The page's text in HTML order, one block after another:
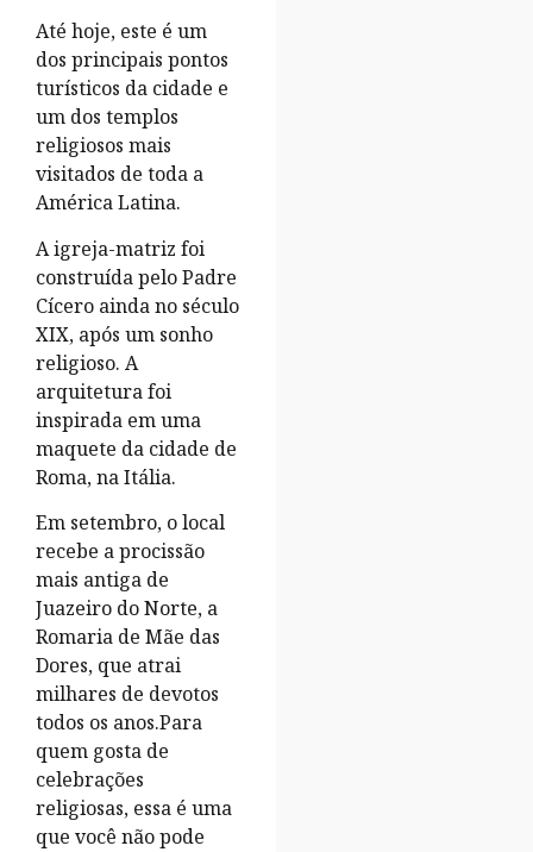
Até hoje, este é um
dos principais pontos
turísticos da cidade e
um dos templos
religiosos mais
visitados de toda a
América Latina.
A igreja-matriz foi
construída pelo Padre
Cícero ainda no século
XIX, após um sonho
religioso. A
arquitetura foi
inspirada em uma
maquete da cidade de
Roma, na Itália.
Em setembro, o local
recebe a procissão
mais antiga de
Juazeiro do Norte, a
Romaria de Mãe das
Dores, que atrai
milhares de devotos
todos os anos.Para
quem gosta de
celebrações
religiosas, essa é uma
que você não pode